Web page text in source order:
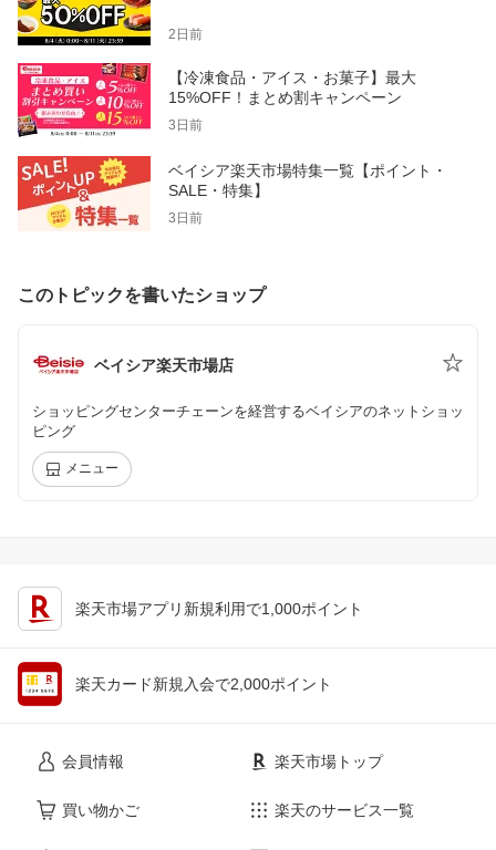
2日前
【冷凍食品・アイス・お菓子】最大
15%OFF！まとめ割キャンペーン
3日前
ベイシア楽天市場特集一覧【ポイント・
SALE・特集】
3日前
このトピックを書いたショップ
ベイシア楽天市場店
ショッピングセンターチェーンを経営するベイシアのネットショッ
ピング
メニュー
楽天市場アプリ新規利用で1,000ポイント
楽天カード新規入会で2,000ポイント
会員情報
買い物かご
楽天市場トップ
楽天のサービス一覧